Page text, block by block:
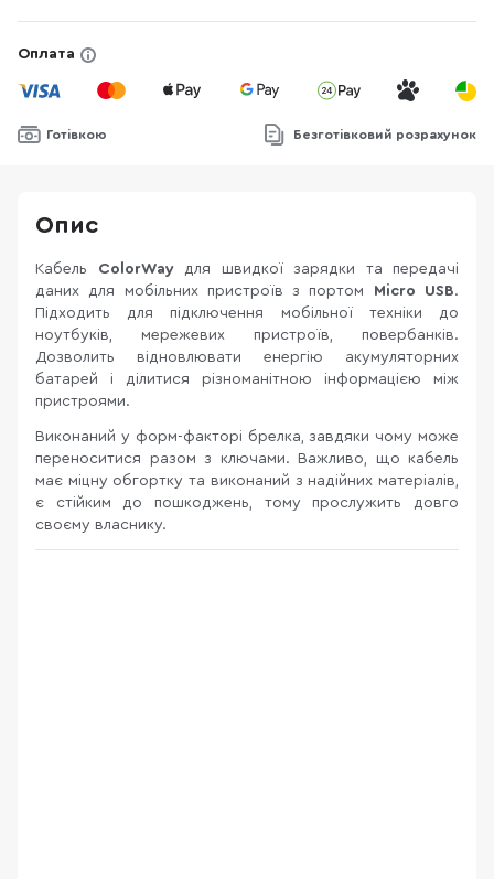
Оплата
Готівкою Безготівковий розрахунок
Опис
Кабель ColorWayдля швидкої зарядки та передачі
даних для мобільних пристроїв з портом Micro USB.
Підходить для підключення мобільної техніки до
ноутбуків, мережевих пристроїв, повербанків.
Дозволить відновлювати енергію акумуляторних
батарей і ділитися різноманітною інформацією між
пристроями.
Виконаний у форм-факторі брелка, завдяки чому може
переноситися разом з ключами. Важливо, що кабель
має міцну обгортку та виконаний з надійних матеріалів,
є стійким до пошкоджень, тому прослужить довго
своєму власнику.